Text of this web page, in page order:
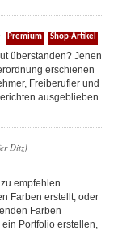
Premium Shop-Artikel
überstanden? Jenen
erschienen
Freiberufler und
ausgeblieben.
Ditz)
empfehlen.
Farben erstellt, oder
Farben
Portfolio erstellen,